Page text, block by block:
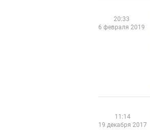
20:33
6 февраля 2019
11:14
19 декабря 2017